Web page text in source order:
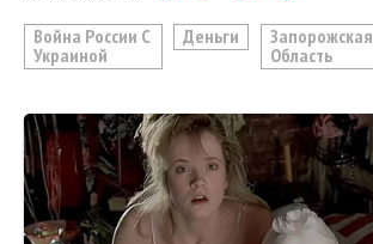
Война России С
Украиной
Деньги
Запорожская
Область